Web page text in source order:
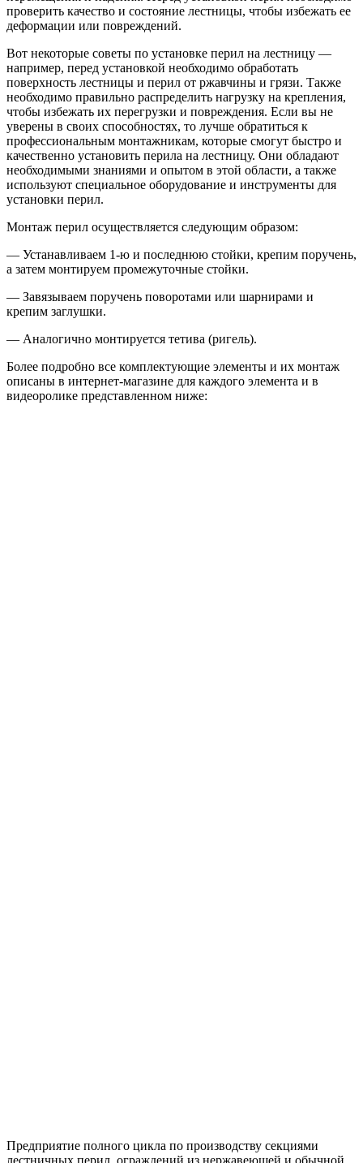
проверить качество и состояние лестницы, чтобы избежать ее
деформации или повреждений.
Вот некоторые советы по установке перил на лестницу —
например, перед установкой необходимо обработать
поверхность лестницы и перил от ржавчины и грязи. Также
необходимо правильно распределить нагрузку на крепления,
чтобы избежать их перегрузки и повреждения. Если вы не
уверены в своих способностях, то лучше обратиться к
профессиональным монтажникам, которые смогут быстро и
качественно установить перила на лестницу. Они обладают
необходимыми знаниями и опытом в этой области, а также
используют специальное оборудование и инструменты для
установки перил.
Монтаж перил осуществляется следующим образом:
— Устанавливаем 1-ю и последнюю стойки, крепим поручень,
а затем монтируем промежуточные стойки.
— Завязываем поручень поворотами или шарнирами и
крепим заглушки.
— Аналогично монтируется тетива (ригель).
Более подробно все комплектующие элементы и их монтаж
описаны в интернет-магазине для каждого элемента и в
видеоролике представленном ниже:
Предприятие полного цикла по производству секциями
лестничных перил, ограждений из нержавеющей и обычной